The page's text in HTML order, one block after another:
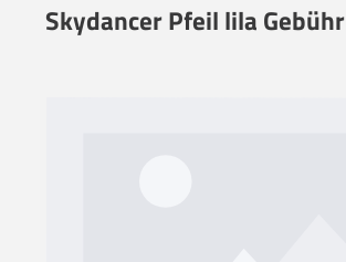
Skydancer Pfeil lila Gebühr